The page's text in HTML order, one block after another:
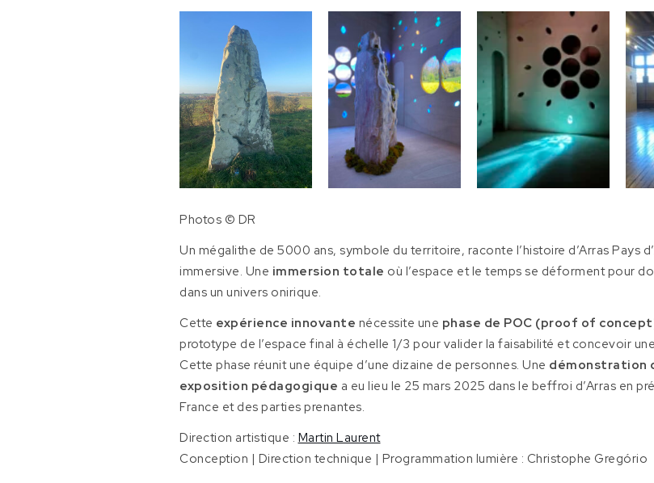
Photos © DR
Un mégalithe de 5000 ans, symbole du territoire, raconte l’histoire d’Arras Pays
immersive. Une immersion totale où l’espace et le temps se déforment pour
dans un univers onirique.
Cette expérience innovante nécessite une phase de POC (proof of
prototype de l’espace final à échelle 1/3 pour valider la faisabilité et concevoir
Cette phase réunit une équipe d’une dizaine de personnes. Une démonstration
exposition pédagogique a eu lieu le 25 mars 2025 dans le beffroi d’Arras en
France et des parties prenantes.
Direction artistique : Martin Laurent
Conception | Direction technique | Programmation lumière : Christophe Gregório